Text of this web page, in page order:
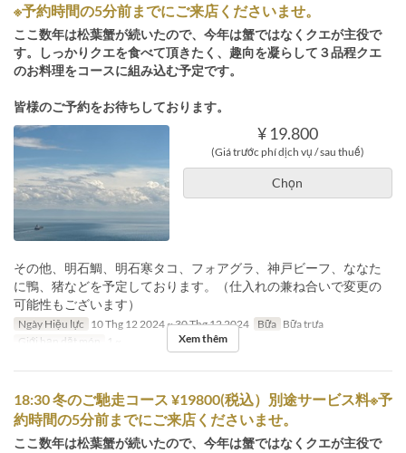
※予約時間の5分前までにご来店くださいませ。
ここ数年は松葉蟹が続いたので、今年は蟹ではなくクエが主役で
す。しっかりクエを食べて頂きたく、趣向を凝らして３品程クエ
のお料理をコースに組み込む予定です。
皆様のご予約をお待ちしております。
¥ 19.800
(Giá trước phí dịch vụ / sau thuế)
Chọn
その他、明石鯛、明石寒タコ、フォアグラ、神戸ビーフ、ななた
に鴨、猪などを予定しております。（仕入れの兼ね合いで変更の
可能性もございます）
Ngày Hiệu lực 10 Thg 12 2024 ~ 30 Thg 12 2024 Bữa Bữa trưa
Giới hạn dặt món
1 ~ Xem thêm
18:30 冬のご馳走コース ¥19800(税込）別途サービス料※予
約時間の5分前までにご来店くださいませ。
ここ数年は松葉蟹が続いたので、今年は蟹ではなくクエが主役で